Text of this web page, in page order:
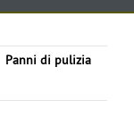
Panni di pulizia